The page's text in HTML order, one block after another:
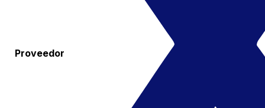
Proveedor